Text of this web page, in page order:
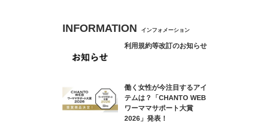
INFORMATION インフォメーション
利用規約等改訂のお知らせ
働く女性が今注目するアイ
テムは？「CHANTO WEB
ワーママサポート大賞
2026」発表！